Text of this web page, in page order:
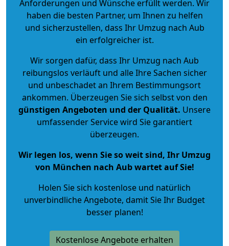
Anforderungen und Wünsche erfüllt werden. Wir
haben die besten Partner, um Ihnen zu helfen
und sicherzustellen, dass Ihr Umzug nach Aub
ein erfolgreicher ist.
Wir sorgen dafür, dass Ihr Umzug nach Aub
reibungslos verläuft und alle Ihre Sachen sicher
und unbeschadet an Ihrem Bestimmungsort
ankommen. Überzeugen Sie sich selbst von den
günstigen Angeboten und der Qualität. Unsere
umfassender Service wird Sie garantiert
überzeugen.
Wir legen los, wenn Sie so weit sind, Ihr Umzug
von München nach Aub wartet auf Sie!
Holen Sie sich kostenlose und natürlich
unverbindliche Angebote, damit Sie Ihr Budget
besser planen!
Kostenlose Angebote erhalten